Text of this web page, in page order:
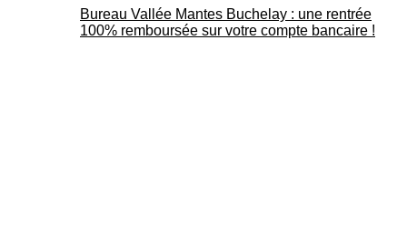
Bureau Vallée Mantes Buchelay : une rentrée
100% remboursée sur votre compte bancaire !